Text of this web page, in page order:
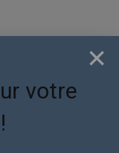
×
votre